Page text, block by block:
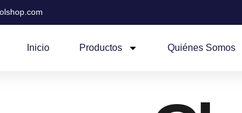
Inicio Productos Quiénes Somos